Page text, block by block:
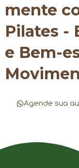
mente
Pilates -
e Bem-
Agende sua